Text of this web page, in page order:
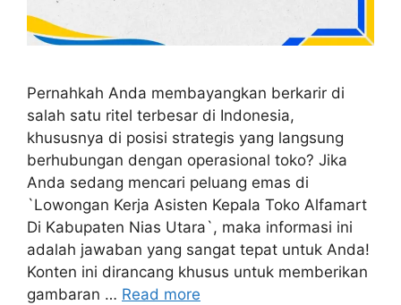
Pernahkah Anda membayangkan berkarir di
salah satu ritel terbesar di Indonesia,
khususnya di posisi strategis yang langsung
berhubungan dengan operasional toko? Jika
Anda sedang mencari peluang emas di
`Lowongan Kerja Asisten Kepala Toko Alfamart
Di Kabupaten Nias Utara`, maka informasi ini
adalah jawaban yang sangat tepat untuk Anda!
Konten ini dirancang khusus untuk memberikan
gambaran … Read more